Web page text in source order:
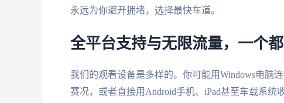
永远为你避开拥堵，选择最快车道。
全平台支持与无限流量，一个
我们的观看设备是多样的。你可能用Windows电脑
赛况，或者直接用Android手机、iPad甚至车载系